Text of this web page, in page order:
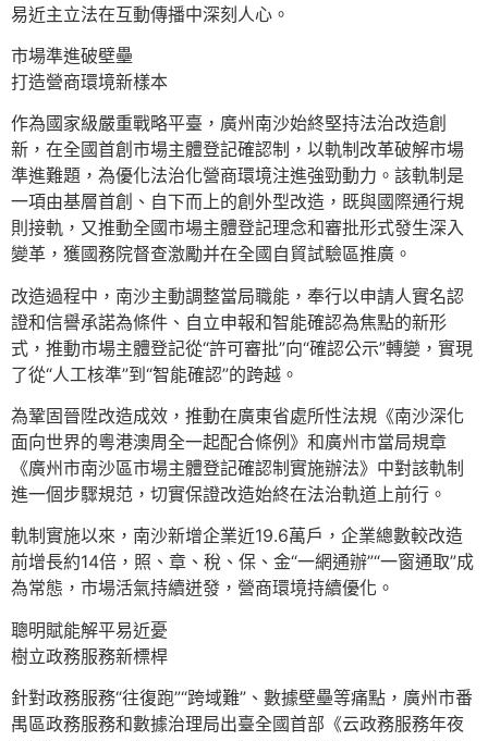
易近主立法在互動傳播中深刻人心。
市場準進破壁壘
打造營商環境新樣本
作為國家級嚴重戰略平臺，廣州南沙始終堅持法治改造創
新，在全國首創市場主體登記確認制，以軌制改革破解市場
準進難題，為優化法治化營商環境注進強勁動力。該軌制是
一項由基層首創、自下而上的創外型改造，既與國際通行規
則接軌，又推動全國市場主體登記理念和審批形式發生深入
變革，獲國務院督查激勵并在全國自貿試驗區推廣。
改造過程中，南沙主動調整當局職能，奉行以申請人實名認
證和信譽承諾為條件、自立申報和智能確認為焦點的新形
式，推動市場主體登記從“許可審批”向“確認公示”轉變，實現
了從“人工核準”到“智能確認”的跨越。
為鞏固晉陞改造成效，推動在廣東省處所性法規《南沙深化
面向世界的粵港澳周全一起配合條例》和廣州市當局規章
《廣州市南沙區市場主體登記確認制實施辦法》中對該軌制
進一個步驟規范，切實保證改造始終在法治軌道上前行。
軌制實施以來，南沙新增企業近19.6萬戶，企業總數較改造
前增長約14倍，照、章、稅、保、金“一網通辦”“一窗通取”成
為常態，市場活氣持續迸發，營商環境持續優化。
聰明賦能解平易近憂
樹立政務服務新標桿
針對政務服務“往復跑”“跨域難”、數據壁壘等痛點，廣州市番
禺區政務服務和數據治理局出臺全國首部《云政務服務年夜